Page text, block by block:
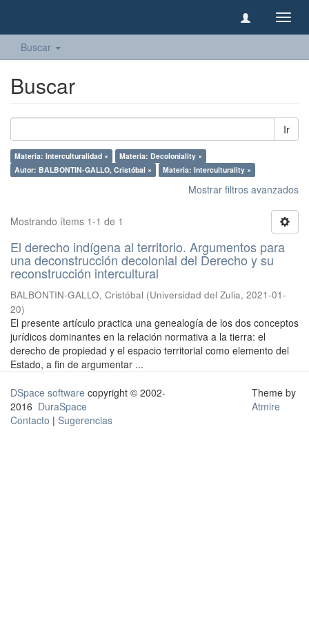
Buscar
Buscar
Ir
Materia: Interculturalidad ×
Materia: Decoloniality ×
Autor: BALBONTIN-GALLO, Cristóbal ×
Materia: Interculturality ×
Mostrar filtros avanzados
Mostrando ítems 1-1 de 1
El derecho indígena al territorio. Argumentos para
una deconstrucción decolonial del Derecho y su
reconstrucción intercultural
BALBONTIN-GALLO, Cristóbal (Universidad del Zulia, 2021-01-
20)
El presente artículo practica una genealogía de los dos conceptos
jurídicos dominantes en la relación normativa a la tierra: el
derecho de propiedad y el espacio territorial como elemento del
Estado, a fin de argumentar ...
DSpace software copyright © 2002-
2016 DuraSpace
Contacto | Sugerencias
Theme by
Atmire